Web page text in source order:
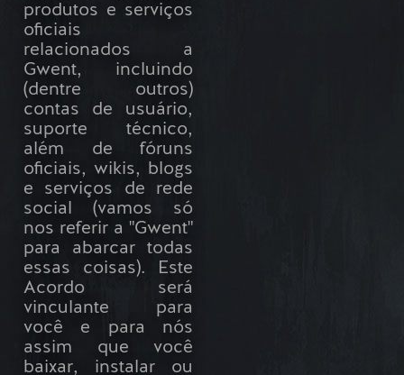
produtos e serviços
oficiais
relacionados a
Gwent, incluindo
(dentre outros)
contas de usuário,
suporte técnico,
além de fóruns
oficiais, wikis, blogs
e serviços de rede
social (vamos só
nos referir a "Gwent"
para abarcar todas
essas coisas). Este
Acordo será
vinculante para
você e para nós
assim que você
baixar, instalar ou